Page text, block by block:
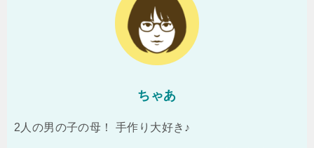
ちゃあ
2人の男の子の母！ 手作り大好き♪